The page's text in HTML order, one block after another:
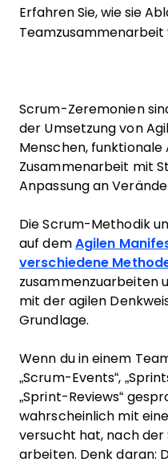
Erfahren Sie, wie sie
Teamzusammenarbeit
Scrum-Zeremonien
der Umsetzung von
Menschen, funktionale
Zusammenarbeit mit
Anpassung an
Die Scrum-Methodik
auf dem Agilen
verschiedene
zusammenzuarbeiten
mit der agilen
Grundlage.
Wenn du in einem
„Scrum-Events“,
„Sprint-Reviews“
wahrscheinlich mit
versucht hat, nach
arbeiten. Denk daran: